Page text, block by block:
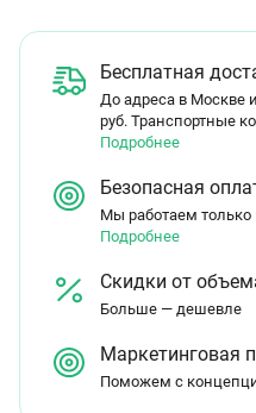
Бесплатная
До адреса в Москве
руб. Транспортные
Подробнее
Безопасная
Мы работаем только
Подробнее
Скидки от
Больше — дешевле
Маркетинговая
Поможем с